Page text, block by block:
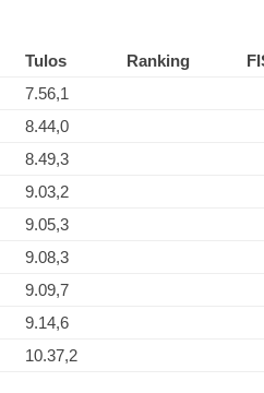
Tulos Ranking
7.56,1
8.44,0
8.49,3
9.03,2
9.05,3
9.08,3
9.09,7
9.14,6
10.37,2